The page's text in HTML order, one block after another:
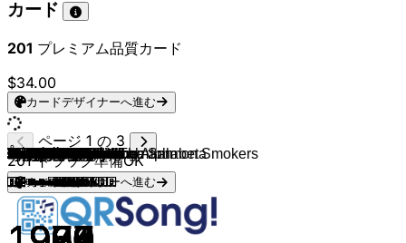
カード
201 プレミアム品質カード
$34.00
カードデザイナーへ進む
Lys Assia
Corry Brokken
🇳🇱 Netherlands 🇳🇱
Paule Desjardins
🇫🇷 France 🇫🇷
Gustav Winckler
André Claveau
Domenico Modugno
🇮🇹 Italy 🇮🇹
Lys Assia
Teddy Scholten
Pearl Carr
🇬🇧 United Kingdom 🇬🇧
Jean Philippe
🇫🇷 France 🇫🇷
Jacqueline Boyer
Bryan Johnson
🇬🇧 United Kingdom 🇬🇧
François Deguelt
🇲🇨 Monaco 🇲🇨
Jean-Claude Pascal
🇱🇺 Luxembourg 🇱🇺
The Allisons
🇬🇧 United Kingdom 🇬🇧
Franca Di Rienzo
🇨🇭 Switzerland 🇨🇭
Isabelle Aubret
François Deguelt
Camillo Felgen
🇱🇺 Luxembourg 🇱🇺
Conny Froboess
Grethe & Jørgen Ingmann
🇩🇰 Denmark 🇩🇰
Emilio Pericoli
🇮🇹 Italy 🇮🇹
Gigliola Cinquetti
Matt Monro
🇬🇧 United Kingdom 🇬🇧
Romuald
🇲🇨 Monaco 🇲🇨
France Gall
🇱🇺 Luxembourg 🇱🇺
Kathy Kirby
🇬🇧 United Kingdom 🇬🇧
Guy Mardel
🇫🇷 France 🇫🇷
Udo Jürgens
🇦🇹 Austria 🇦🇹
Åse Kleveland & The Salmon Smokers
Sandie Shaw
🇬🇧 United Kingdom 🇬🇧
Sean Dunphy
🇮🇪 Ireland 🇮🇪
Joël Prévost
🇫🇷 France 🇫🇷
Vicky Leandros
🇱🇺 Luxembourg 🇱🇺
Massiel
🇪🇸 Spain 🇪🇸
Cliff Richard
🇬🇧 United Kingdom 🇬🇧
Isabelle Aubret
🇫🇷 France 🇫🇷
Salomé
🇪🇸 Spain 🇪🇸
Lulu
🇬🇧 United Kingdom 🇬🇧
Lenny Kuhr
🇳🇱 Netherlands 🇳🇱
Frida Boccara
Dana
🇮🇪 Ireland 🇮🇪
Mary Hopkin
🇬🇧 United Kingdom 🇬🇧
Katja Ebstein
Julio Iglesias
🇪🇸 Spain 🇪🇸
Severine
🇲🇨 Monaco 🇲🇨
Karina
🇪🇸 Spain 🇪🇸
Vicky Leandros
🇱🇺 Luxembourg 🇱🇺
The New Seekers
🇬🇧 United Kingdom 🇬🇧
Mary Roos
Anne-Marie David
🇱🇺 Luxembourg 🇱🇺
Mocedades
🇪🇸 Spain 🇪🇸
Cliff Richard
🇬🇧 United Kingdom 🇬🇧
ABBA
🇸🇪 Sweden 🇸🇪
Gigliola Cinquetti
🇮🇹 Italy 🇮🇹
Mouth & MacNeal
🇳🇱 Netherlands 🇳🇱
Teach-In
🇳🇱 Netherlands 🇳🇱
The Shadows
🇬🇧 United Kingdom 🇬🇧
Dori Ghezzi
🇮🇹 Italy 🇮🇹
Brotherhood of Man
🇬🇧 United Kingdom 🇬🇧
Catherine Ferry
🇫🇷France🇫🇷
Marie Myriam
🇫🇷 France 🇫🇷
Izhar Cohen and the Alphabeta
🇮🇱 Israel 🇮🇱
Milk and Honey
🇮🇱 Israel 🇮🇱
Betty Missiego
🇪🇸 Spain 🇪🇸
Anne-Marie David
🇫🇷 France🇫🇷
Johnny Logan
Katja Ebstein
Bucks Fizz
🇬🇧 United Kingdom 🇬🇧
Lena Valaitis
🇩🇪 Germany 🇩🇪
Dschinghis Khan
🇩🇪 Germany 🇩🇪
Nicole
🇩🇪 Germany 🇩🇪
Avi Toledano
🇮🇱 Israel 🇮🇱
Corinne Hermès
🇱🇺 Luxembourg 🇱🇺
Ofra Haza
🇮🇱 Israel 🇮🇱
Carola Häggkvist
🇸🇪 Sweden 🇸🇪
Hjarta
🇸🇪 Sweden 🇸🇪
Linda Martin
🇮🇪 Ireland 🇮🇪
Bravo
🇪🇸 Spain 🇪🇸
Bobbysocks
🇳🇴 Norway 🇳🇴
Wind
🇩🇪 Germany 🇩🇪
Kikki Danielsson
🇸🇪 Sweden 🇸🇪
Sandra Kim
🇧🇪 Belgium 🇧🇪
Daniela Simmons
🇨🇭 Switzerland 🇨🇭
Johnny Logan
🇮🇪 Ireland 🇮🇪
Wind
🇩🇪 Germany 🇩🇪
Umberto Tozzi
🇮🇹 Italy 🇮🇹
Céline Dion
🇨🇭 Switzerland 🇨🇭
Scott Fitzgerald
🇬🇧 United Kingdom 🇬🇧
Kirsten Og Søren
🇩🇰 Denmark 🇩🇰
Riva
🇭🇷 Yugoslavia🇭🇷
Birthe Kjær
🇩🇰 Denmark 🇩🇰
Toto Cutugno
🇮🇹 Italy 🇮🇹
Joëlle Ursull
🇫🇷 France 🇫🇷
Liam Reilly
🇮🇪 Ireland 🇮🇪
Carola
🇸🇪 Sweden 🇸🇪
Sergio Dalma
Linda Martin
🇮🇪 Ireland 🇮🇪
Michael Ball
🇬🇧 United Kingdom 🇬🇧
Mary Spiteri
🇲🇹 Malta 🇲🇹
ページ 1 の 3
201トラック準備OK
カードデザイナーへ進む